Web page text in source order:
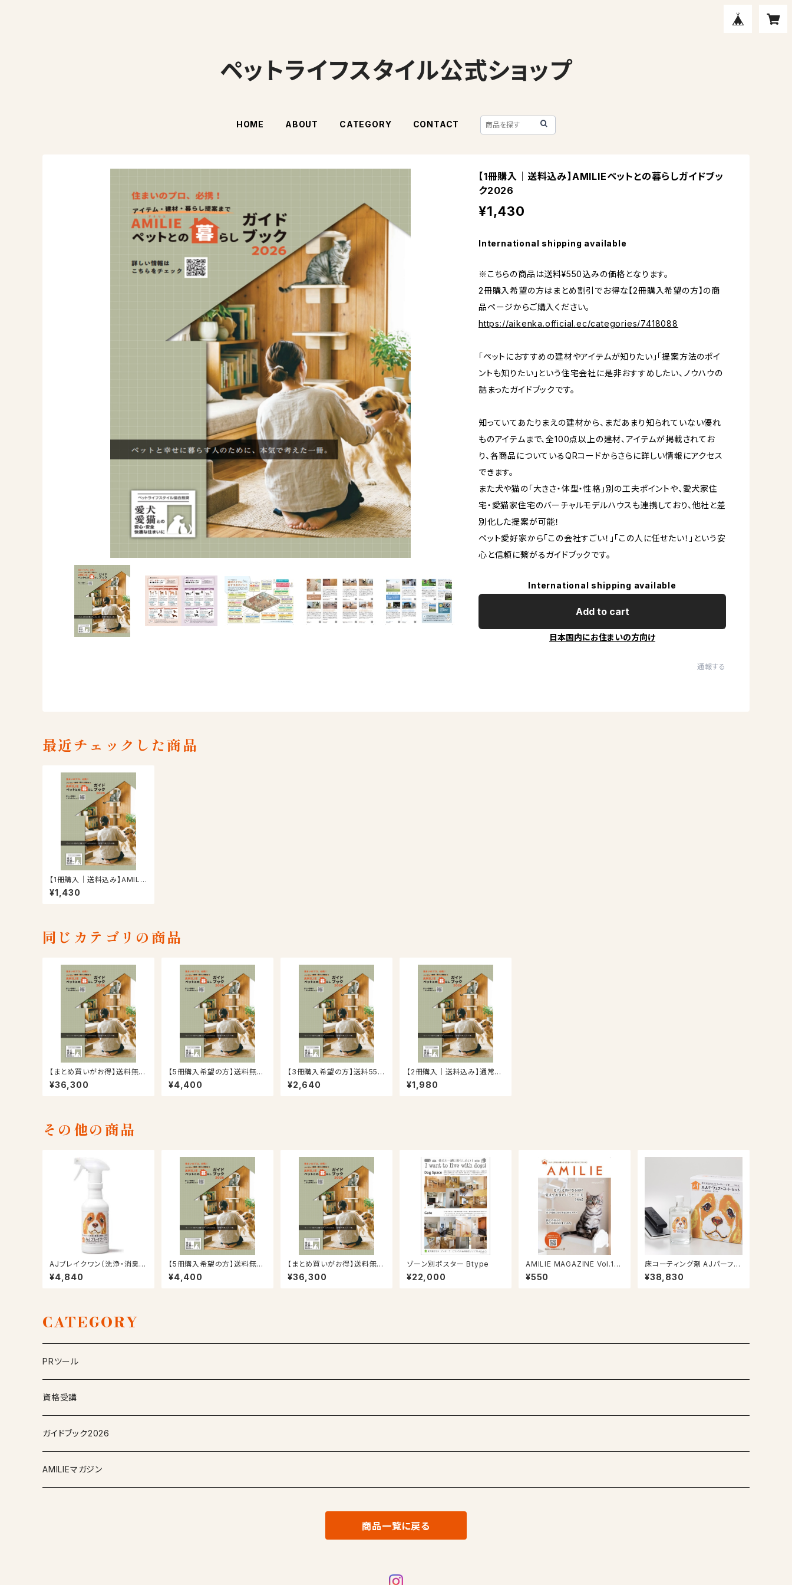
ペットライフスタイル公式ショップ
HOME ABOUT CATEGORY CONTACT
【1冊購入｜送料込み】AMILIEペットとの暮らしガイドブッ
ク2026
¥1,430
International shipping available
※こちらの商品は送料¥550込みの価格となります。
2冊購入希望の方はまとめ割引でお得な【2冊購入希望の方】の商
品ページからご購入ください。
https://aikenka.official.ec/categories/7418088
「ペットにおすすめの建材やアイテムが知りたい」「提案方法のポイ
ントも知りたい」という住宅会社に是非おすすめしたい、ノウハウの
詰まったガイドブックです。
知っていてあたりまえの建材から、まだあまり知られていない優れ
ものアイテムまで、全100点以上の建材、アイテムが掲載されてお
り、各商品についているQRコードからさらに詳しい情報にアクセス
できます。
また犬や猫の「大きさ・体型・性格」別の工夫ポイントや、愛犬家住
宅・愛猫家住宅のバーチャルモデルハウスも連携しており、他社と差
別化した提案が可能！
ペット愛好家から「この会社すごい！」「この人に任せたい！」という安
心と信頼に繋がるガイドブックです。
International shipping available
Add to cart
日本国内にお住まいの方向け
通報する
最近チェックした商品
【1冊購入｜送料込み】AMILIE
ペットとの暮らしガイドブック
2026
¥1,430
同じカテゴリの商品
【まとめ買いがお得】送料無
料！事業者向け50冊パック！A
MILIEペットとの暮らしガイド
¥36,300
【5冊購入希望の方】送料無料
＆1冊無料プレゼント！AMILIE
ペットとの暮らしガイドブック
¥4,400
【3冊購入希望の方】送料550
円が無料！AMILIEペットとの
暮らしガイドブック2026
¥2,640
【2冊購入｜送料込み】通常よ
り330円お得！AMILIEペット
との暮らしガイドブック2026
¥1,980
その他の商品
AJブレイクワン（洗浄・消臭・
除菌） 3本セット 300ｇ（ス
プレータイプ）
¥4,840
【5冊購入希望の方】送料無料
＆1冊無料プレゼント！AMILIE
ペットとの暮らしガイドブック
¥4,400
【まとめ買いがお得】送料無
料！事業者向け50冊パック！A
MILIEペットとの暮らしガイド
¥36,300
ゾーン別ポスター Btype
¥22,000
AMILIE MAGAZINE Vol.12
（2026/3/31号）
¥550
床コーティング剤 AJパーフェ
クトコートセット プレミアム
¥38,830
CATEGORY
PRツール
資格受講
ガイドブック2026
AMILIEマガジン
商品一覧に戻る